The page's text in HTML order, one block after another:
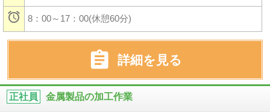

8：00～17：00(休憩60分)
 詳細を見る
正社員 金属製品の加工作業